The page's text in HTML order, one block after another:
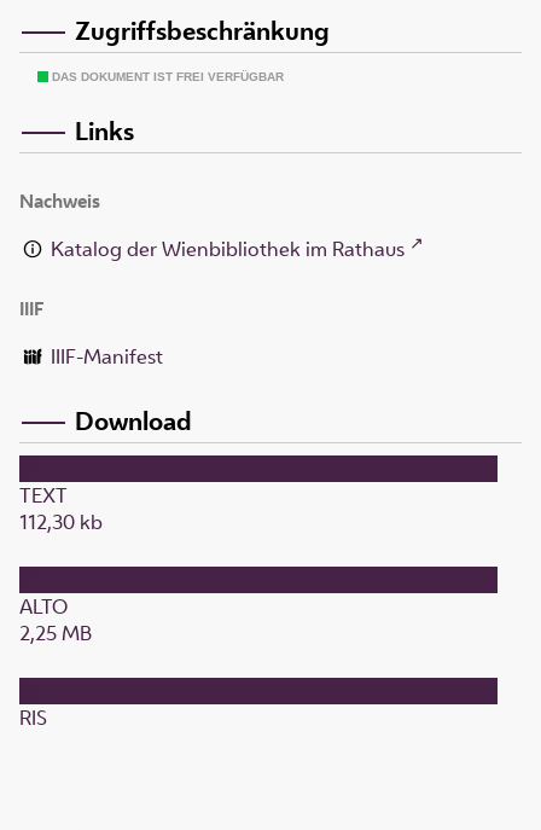
Zugriffsbeschränkung
DAS DOKUMENT IST FREI VERFÜGBAR
Links
Nachweis
Katalog der Wienbibliothek im Rathaus
IIIF
IIIF-Manifest
Download
TEXT
112,30 kb
ALTO
2,25 MB
RIS